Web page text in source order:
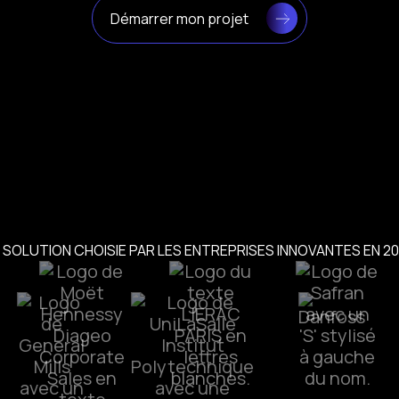
Démarrer mon projet
CHOISIE PAR LES ENTREPRISES INNOVANTES EN